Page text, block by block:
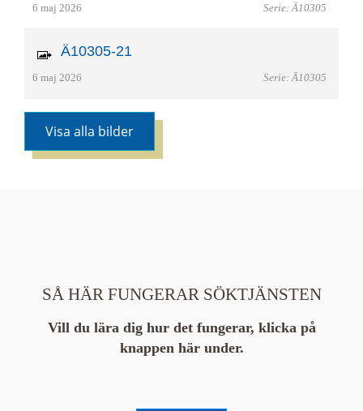
6 maj 2026 Serie: Ä10305
Ä10305-21
6 maj 2026 Serie: Ä10305
Visa alla bilder
SÅ HÄR FUNGERAR SÖKTJÄNSTEN
Vill du lära dig hur det fungerar, klicka på
knappen här under.